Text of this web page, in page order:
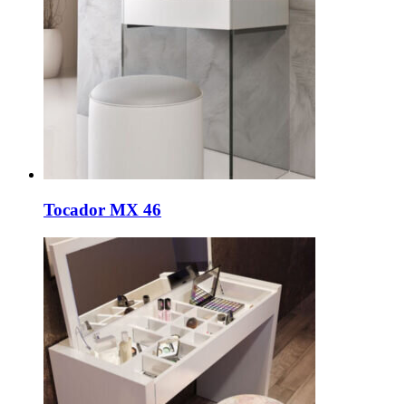
Tocador MX 46